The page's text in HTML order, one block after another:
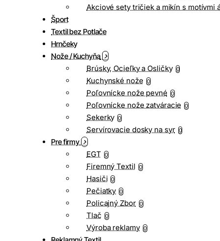
Akciové sety tričiek a mikín s motívmi
Šport
Textil bez Potlače
Hrnčeky
Nože / Kuchyňa
Brúsky, Ocieľky a Osličky 0
Kuchynské nože 0
Poľovnícke nože pevné 0
Poľovnícke nože zatváracie 0
Sekerky 0
Servírovacie dosky na syr 0
Pre firmy
EGT 0
Firemný Textil 0
Hasiči 0
Pečiatky 0
Policajný Zbor 0
Tlač 0
Výroba reklamy 0